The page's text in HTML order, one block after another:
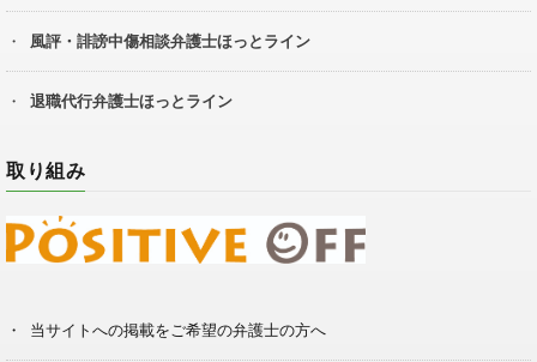
風評・誹謗中傷相談弁護士ほっとライン
退職代行弁護士ほっとライン
取り組み
当サイトへの掲載をご希望の弁護士の方へ